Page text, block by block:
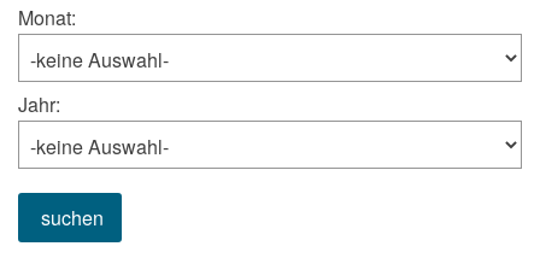
Monat:
Jahr:
suchen